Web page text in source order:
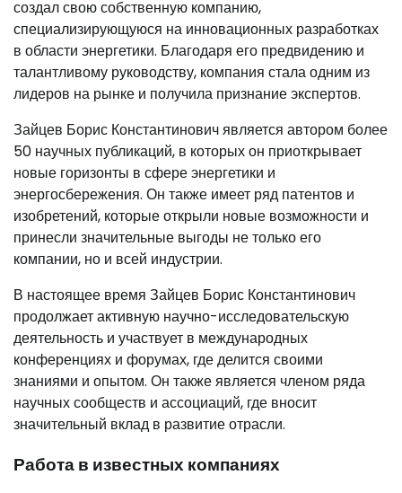
создал свою собственную компанию,
специализирующуюся на инновационных разработках
в области энергетики. Благодаря его предвидению и
талантливому руководству, компания стала одним из
лидеров на рынке и получила признание экспертов.
Зайцев Борис Константинович является автором более
50 научных публикаций, в которых он приоткрывает
новые горизонты в сфере энергетики и
энергосбережения. Он также имеет ряд патентов и
изобретений, которые открыли новые возможности и
принесли значительные выгоды не только его
компании, но и всей индустрии.
В настоящее время Зайцев Борис Константинович
продолжает активную научно-исследовательскую
деятельность и участвует в международных
конференциях и форумах, где делится своими
знаниями и опытом. Он также является членом ряда
научных сообществ и ассоциаций, где вносит
значительный вклад в развитие отрасли.
Работа в известных компаниях